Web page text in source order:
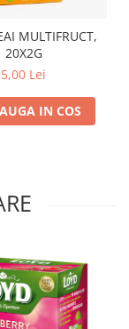
MULTIFRUCT,
20X2G
5,00 Lei
IN COS